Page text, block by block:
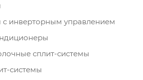
с инверторным управлением
сплит-системы
системы